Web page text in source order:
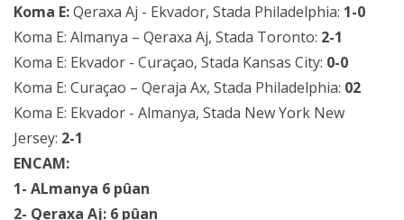
Koma E:Qeraxa Aj - Ekvador, Stada Philadelphia: 1-0
Koma E: Almanya – Qeraxa Aj, Stada Toronto: 2-1
Koma E: Ekvador - Curaçao, Stada Kansas City: 0-0
Koma E: Curaçao – Qeraja Ax, Stada Philadelphia: 02
Koma E: Ekvador - Almanya, Stada New York New
Jersey: 2-1
ENCAM:
1- ALmanya 6 pûan
2- Qeraxa Aj: 6 pûan